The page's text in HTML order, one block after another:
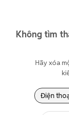
Không tìm
Hãy xóa
Điện